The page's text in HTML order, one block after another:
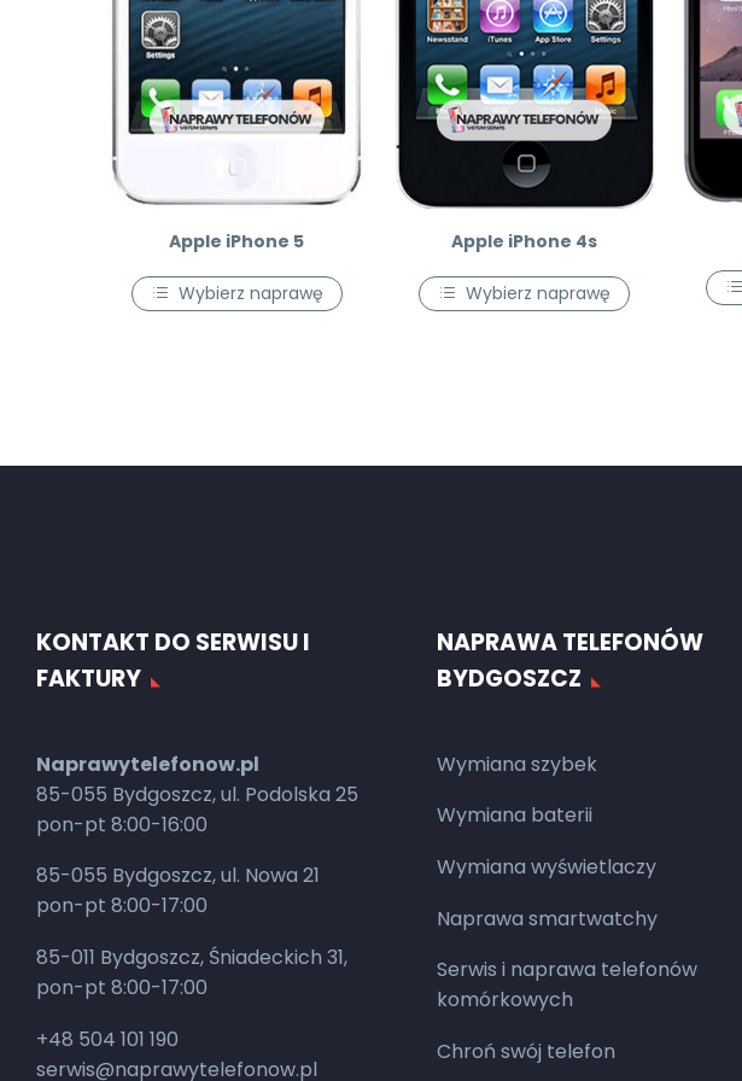
Apple iPhone 5
Wybierz naprawę
Apple iPhone 4s
Wybierz naprawę
KONTAKT DO SERWISU I
FAKTURY
Naprawytelefonow.pl
85-055 Bydgoszcz, ul. Podolska 25
pon-pt 8:00-16:00
85-055 Bydgoszcz, ul. Nowa 21
pon-pt 8:00-17:00
85-011 Bydgoszcz, Śniadeckich 31,
pon-pt 8:00-17:00
+48 504 101 190
serwis@naprawytelefonow.pl
NAPRAWA TELEFONÓW
BYDGOSZCZ
Wymiana szybek
Wymiana baterii
Wymiana wyświetlaczy
Naprawa smartwatchy
Serwis i naprawa telefonów
komórkowych
Chroń swój telefon